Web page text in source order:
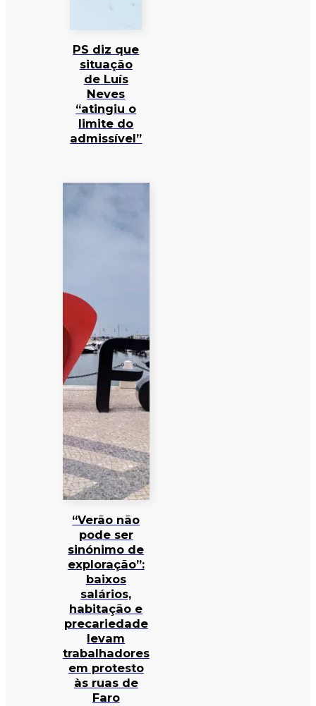
PS diz que
situação
de Luís
Neves
“atingiu o
limite do
admissível”
“Verão não
pode ser
sinónimo de
exploração”:
baixos
salários,
habitação e
precariedade
levam
trabalhadores
em protesto
às ruas de
Faro